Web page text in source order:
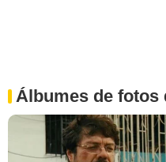
Álbumes de fotos